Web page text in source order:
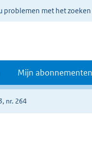
problemen met het
Mijn abonnementen
nr. 264